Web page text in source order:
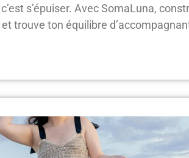
s’épuiser. Avec SomaLuna,
trouve ton équilibre